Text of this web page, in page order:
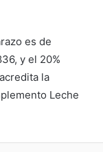
es de
y el 20%
la
Leche